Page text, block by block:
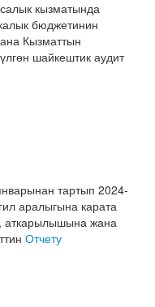
кызматында
бюджетинин
Кызматтын
шайкештик аудит
тартып 2024-
аралыгына карата
аткарылышына жана
Отчету